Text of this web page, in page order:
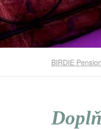
BIRDIE Pension